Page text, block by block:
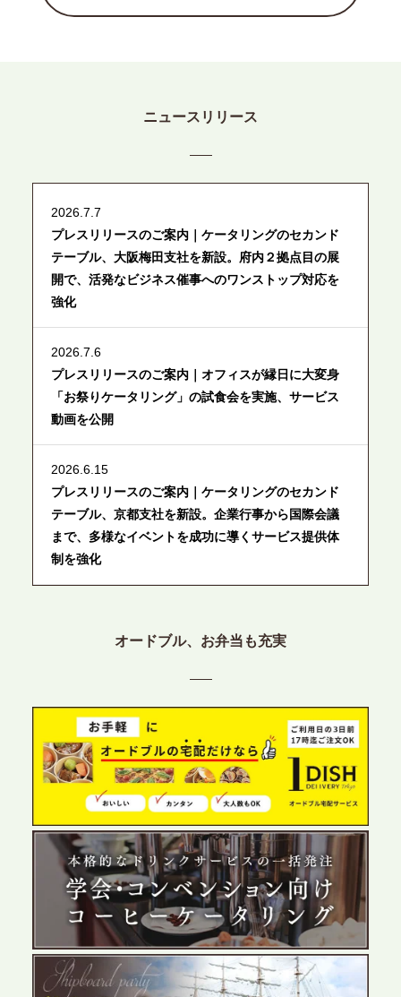
ニュースリリース
2026.7.7
プレスリリースのご案内｜ケータリングのセカンド
テーブル、大阪梅田支社を新設。府内２拠点目の展
開で、活発なビジネス催事へのワンストップ対応を
強化
2026.7.6
プレスリリースのご案内｜オフィスが縁日に大変身
「お祭りケータリング」の試食会を実施、サービス
動画を公開
2026.6.15
プレスリリースのご案内｜ケータリングのセカンド
テーブル、京都支社を新設。企業行事から国際会議
まで、多様なイベントを成功に導くサービス提供体
制を強化
プレスリリースのご案内｜ケータリングのセカンド
テーブル、東京都中央区に支社を新設。都内３拠点
目の展開で、拡大する出張パーティー・ケータリン
2026.6.4
プレスリリースのご案内｜夏の社内親睦が、配属後
の離職防止に。オフィスや会議室で縁日気分を味わ
う「お祭りケータリング」の提供を開始
2026.5.29
プレスリリースのご案内｜ケータリングのセカンド
テーブル、群馬前橋支社を設立。再開発やオフィス
展開が進む前橋エリアの企業ニーズに応え、高品質
なサービスで各種イベント・懇親会をサポート
オードブル、お弁当も充実